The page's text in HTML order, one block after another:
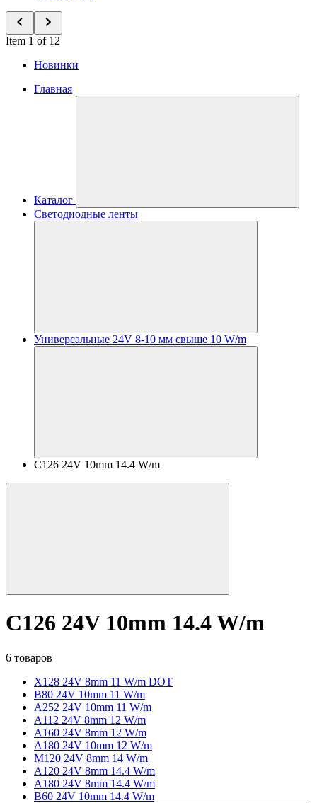
Item 1 of 12
Новинки
Главная
Каталог
Светодиодные ленты
Универсальные 24V 8-10 мм свыше 10 W/m
C126 24V 10mm 14.4 W/m
C126 24V 10mm 14.4 W/m
6 товаров
X128 24V 8mm 11 W/m DOT
B80 24V 10mm 11 W/m
A252 24V 10mm 11 W/m
A112 24V 8mm 12 W/m
A160 24V 8mm 12 W/m
A180 24V 10mm 12 W/m
M120 24V 8mm 14 W/m
A120 24V 8mm 14.4 W/m
A180 24V 8mm 14.4 W/m
B60 24V 10mm 14.4 W/m